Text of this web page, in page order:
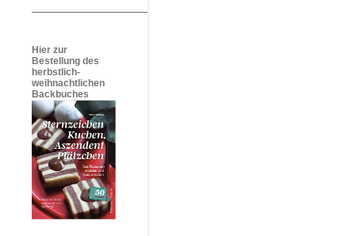
Hier zur
Bestellung des
herbstlich-
weihnachtlichen
Backbuches